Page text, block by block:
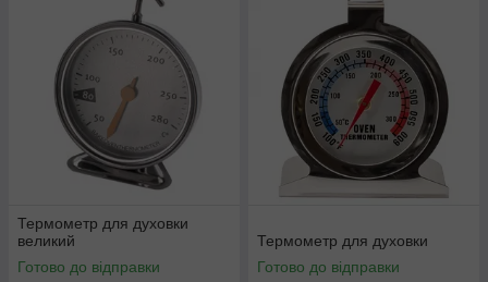
Термометр для духовки
великий
Готово до відправки
Термометр для духовки
Готово до відправки